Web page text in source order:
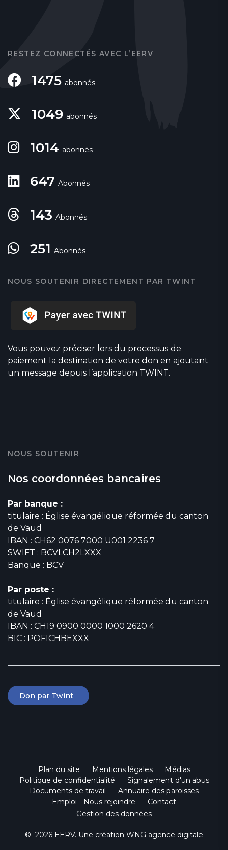
RESTEZ CONNECTÉS AVEC L’EERV
1475 abonnés
1049 abonnés
1014 abonnés
647 Abonnés
143 Abonnés
251 Abonnés
NOUS SOUTENIR DIRECTEMENT PAR TWINT
Vous pouvez préciser lors du processus de
paiement la destination de votre don en ajoutant
un message depuis l’application TWINT.
NOUS SOUTENIR
Nos coordonnées bancaires
Par banque :
titulaire : Église évangélique réformée du canton
de Vaud
IBAN : CH62 0076 7000 U001 2236 7
SWIFT : BCVLCH2LXXX
Banque : BCV
Par poste :
titulaire : Église évangélique réformée du canton
de Vaud
IBAN : CH19 0900 0000 1000 2620 4
BIC : POFICHBEXXX
Don par Twint
Plan du site Mentions légales
Médias
Politique de confidentialité
Signalement d'un abus
Documents de travail
Annuaire des paroisses
Emploi - Nous rejoindre
Contact
Gestion des données
© 2026 EERV. Une création WNG agence digitale